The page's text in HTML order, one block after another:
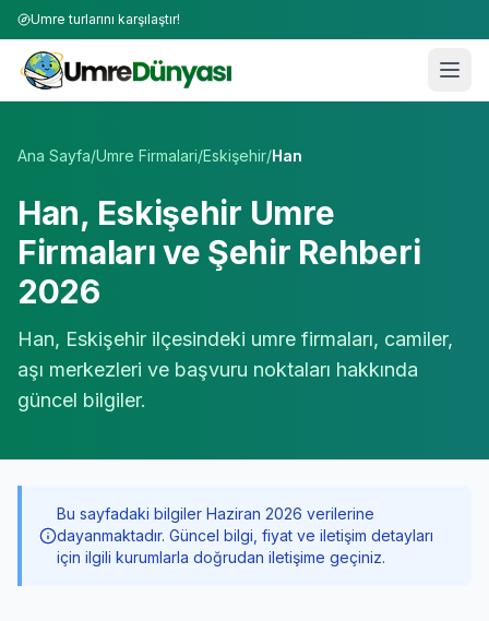
Umre turlarını karşılaştır!
Ana Sayfa/Umre Firmalari/Eskişehir/Han
Han, Eskişehir Umre
Firmaları ve Şehir Rehberi
2026
Han, Eskişehir ilçesindeki umre firmaları, camiler,
aşı merkezleri ve başvuru noktaları hakkında
güncel bilgiler.
Bu sayfadaki bilgiler Haziran 2026 verilerine
dayanmaktadır. Güncel bilgi, fiyat ve iletişim detayları
için ilgili kurumlarla doğrudan iletişime geçiniz.